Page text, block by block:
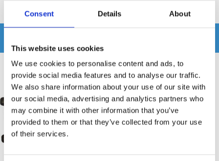
Consent Details About
This website uses cookies
We use cookies to personalise content and ads, to
provide social media features and to analyse our traffic.
We also share information about your use of our site with
our social media, advertising and analytics partners who
may combine it with other information that you’ve
provided to them or that they’ve collected from your use
of their services.
Produkten har inga recensioner